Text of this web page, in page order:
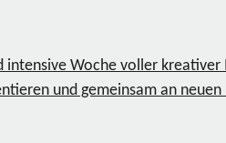
Woche voller
und gemeinsam an